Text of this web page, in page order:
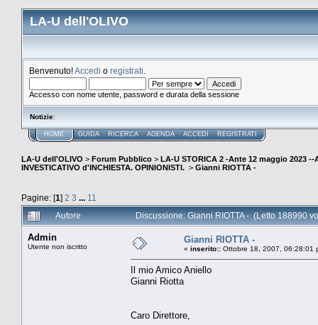
LA-U dell'OLIVO
Benvenuto!Accedi o registrati
Accesso con nome utente, password e durata della sessione
Notizie:
HOME GUIDA RICERCA AGENDA ACCEDI REGISTRATI
LA-U dell'OLIVO > Forum Pubblico > LA-U STORICA 2 -Ante 12 maggio 2023 --
INVESTICATIVO d'INCHIESTA. OPINIONISTI. > Gianni RIOTTA -
Pagine: [1] 2 3 ... 11
Autore
Discussione: Gianni RIOTTA - (Letto 188990
Admin
Utente non iscritto
Gianni RIOTTA -
« inserito:: Ottobre 18, 2007, 06:28:01
Il mio Amico Aniello
Gianni Riotta
Caro Direttore,